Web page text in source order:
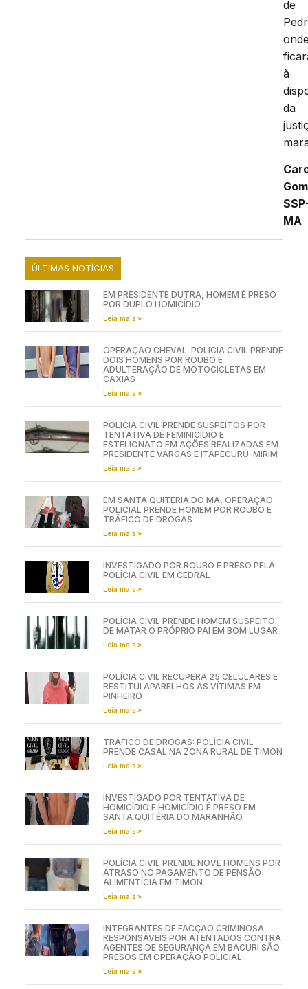
de
à
da
MA
ÚLTIMAS NOTÍCIAS
EM PRESIDENTE DUTRA, HOMEM É PRESO
POR DUPLO HOMICÍDIO
Leia mais »
OPERAÇÃO CHEVAL: POLÍCIA CIVIL PRENDE
DOIS HOMENS POR ROUBO E
ADULTERAÇÃO DE MOTOCICLETAS EM
CAXIAS
Leia mais »
POLÍCIA CIVIL PRENDE SUSPEITOS POR
TENTATIVA DE FEMINICÍDIO E
ESTELIONATO EM AÇÕES REALIZADAS EM
PRESIDENTE VARGAS E ITAPECURU-MIRIM
Leia mais »
EM SANTA QUITÉRIA DO MA, OPERAÇÃO
POLICIAL PRENDE HOMEM POR ROUBO E
TRÁFICO DE DROGAS
Leia mais »
INVESTIGADO POR ROUBO É PRESO PELA
POLÍCIA CIVIL EM CEDRAL
Leia mais »
POLÍCIA CIVIL PRENDE HOMEM SUSPEITO
DE MATAR O PRÓPRIO PAI EM BOM LUGAR
Leia mais »
POLÍCIA CIVIL RECUPERA 25 CELULARES E
RESTITUI APARELHOS ÀS VÍTIMAS EM
PINHEIRO
Leia mais »
TRÁFICO DE DROGAS: POLÍCIA CIVIL
PRENDE CASAL NA ZONA RURAL DE TIMON
Leia mais »
INVESTIGADO POR TENTATIVA DE
HOMICÍDIO E HOMICÍDIO É PRESO EM
SANTA QUITÉRIA DO MARANHÃO
Leia mais »
POLÍCIA CIVIL PRENDE NOVE HOMENS POR
ATRASO NO PAGAMENTO DE PENSÃO
ALIMENTÍCIA EM TIMON
Leia mais »
INTEGRANTES DE FACÇÃO CRIMINOSA
RESPONSÁVEIS POR ATENTADOS CONTRA
AGENTES DE SEGURANÇA EM BACURI SÃO
PRESOS EM OPERAÇÃO POLICIAL
Leia mais »